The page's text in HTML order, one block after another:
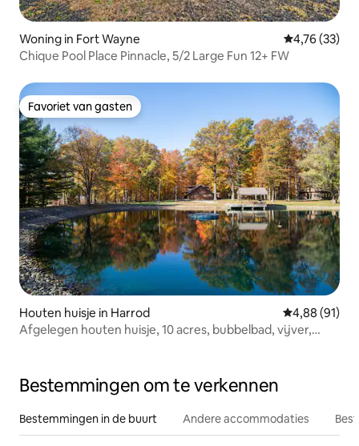
Woning in Fort Wayne Gemiddelde
4,76 (33)
Chique Pool Place Pinnacle, 5/2 Large Fun 12+ FW
Favoriet van gasten
Favoriet van gasten
Houten huisje in Harrod Gemiddelde
4,88 (91)
Afgelegen houten huisje, 10 acres, bubbelbad, vijver,
Bestemmingen om te verkennen
Bestemmingen in de buurt Andere accommodaties